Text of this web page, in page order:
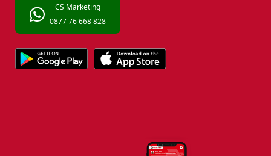
CS Marketing
0877 76 668 828